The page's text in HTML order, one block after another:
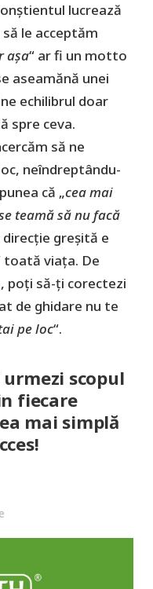
lucrează
le acceptăm
așa“ ar fi un motto
aseamănă unei
echilibrul doar
spre ceva.
să ne
neîndreptându-
că „cea mai
teamă să nu facă
greșită e
toată viața. De
poți să-ți corectezi
de ghidare nu te
pe loc“.
scopul
fiecare
mai simplă